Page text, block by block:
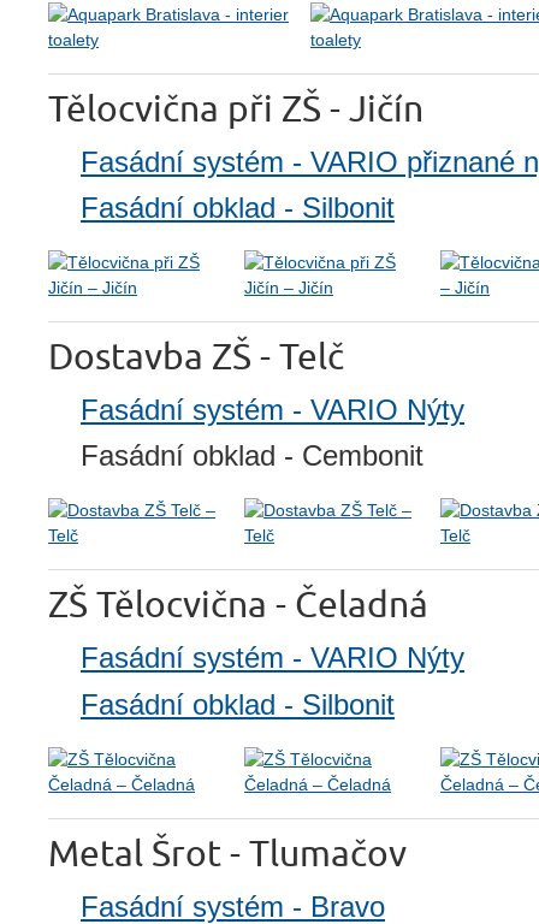
Tělocvična při ZŠ - Jičín
Fasádní systém - VARIO přiznané
Fasádní obklad - Silbonit
Dostavba ZŠ - Telč
Fasádní systém - VARIO Nýty
Fasádní obklad - Cembonit
ZŠ Tělocvična - Čeladná
Fasádní systém - VARIO Nýty
Fasádní obklad - Silbonit
Metal Šrot - Tlumačov
Fasádní systém - Bravo